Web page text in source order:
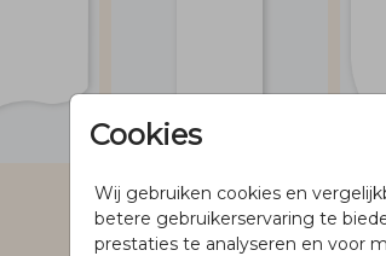
Cookies
Wij gebruiken cookies en
betere gebruikerservaring te
prestaties te analyseren en voor